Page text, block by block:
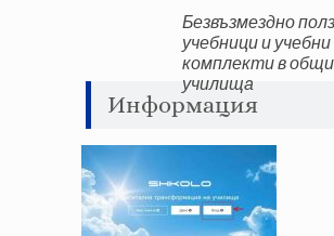
Безвъзмездно
учебници и учебни
комплекти в
училища
Информация